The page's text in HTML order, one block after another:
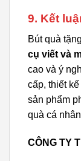
9. Kết
Bút quà
cụ viết và
cao và ý
cấp, thiết
sản phẩm
quà cá
CÔNG TY